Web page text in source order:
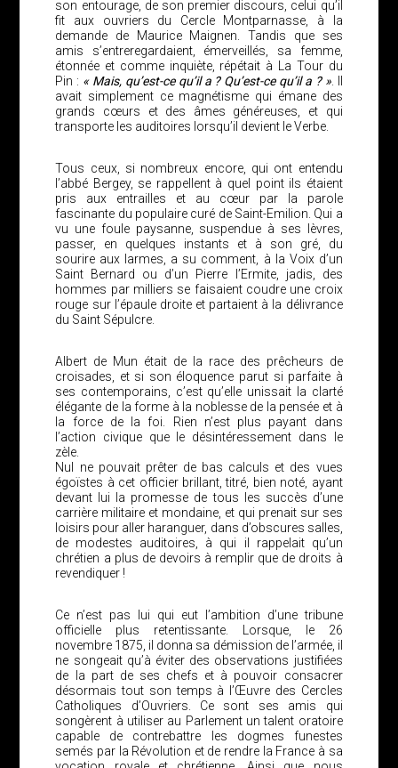
son entourage, de son premier discours, celui qu’il
fit aux ouvriers du Cercle Montparnasse, à la
demande de Maurice Maignen. Tandis que ses
amis s’entreregardaient, émerveillés, sa femme,
étonnée et comme inquiète, répétait à La Tour du
Pin : « Mais, qu’est-ce qu’il a ? Qu’est-ce qu’il a ? ». Il
avait simplement ce magnétisme qui émane des
grands cœurs et des âmes généreuses, et qui
transporte les auditoires lorsqu’il devient le Verbe.
Tous ceux, si nombreux encore, qui ont entendu
l’abbé Bergey, se rappellent à quel point ils étaient
pris aux entrailles et au cœur par la parole
fascinante du populaire curé de Saint-Emilion. Qui a
vu une foule paysanne, suspendue à ses lèvres,
passer, en quelques instants et à son gré, du
sourire aux larmes, a su comment, à la Voix d’un
Saint Bernard ou d’un Pierre l’Ermite, jadis, des
hommes par milliers se faisaient coudre une croix
rouge sur l’épaule droite et partaient à la délivrance
du Saint Sépulcre.
Albert de Mun était de la race des prêcheurs de
croisades, et si son éloquence parut si parfaite à
ses contemporains, c’est qu’elle unissait la clarté
élégante de la forme à la noblesse de la pensée et à
la force de la foi. Rien n’est plus payant dans
l’action civique que le désintéressement dans le
zèle.
Nul ne pouvait prêter de bas calculs et des vues
égoïstes à cet officier brillant, titré, bien noté, ayant
devant lui la promesse de tous les succès d’une
carrière militaire et mondaine, et qui prenait sur ses
loisirs pour aller haranguer, dans d’obscures salles,
de modestes auditoires, à qui il rappelait qu’un
chrétien a plus de devoirs à remplir que de droits à
revendiquer !
Ce n’est pas lui qui eut l’ambition d’une tribune
officielle plus retentissante. Lorsque, le 26
novembre 1875, il donna sa démission de l’armée, il
ne songeait qu’à éviter des observations justifiées
de la part de ses chefs et à pouvoir consacrer
désormais tout son temps à l’Œuvre des Cercles
Catholiques d’Ouvriers. Ce sont ses amis qui
songèrent à utiliser au Parlement un talent oratoire
capable de contrebattre les dogmes funestes
semés par la Révolution et de rendre la France à sa